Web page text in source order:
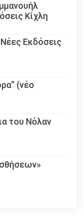
Κίχλη
Εκδόσεις
(νέο
του Νόλαν